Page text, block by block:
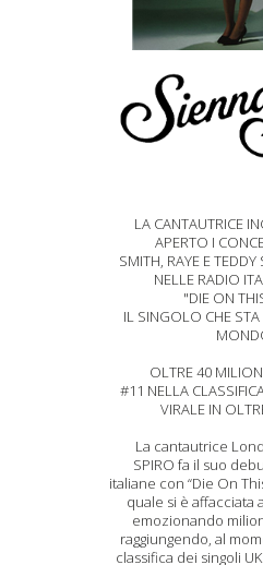
LA CANTAUTRICE
APERTO I
SMITH, RAYE E
NELLE RADIO
"DIE ON
IL SINGOLO CHE
OLTRE 40
#11 NELLA
VIRALE IN
La cantautrice
SPIRO fa il suo
italiane con “Die On
quale si è affacciata
emozionando
raggiungendo, al
classifica dei singoli